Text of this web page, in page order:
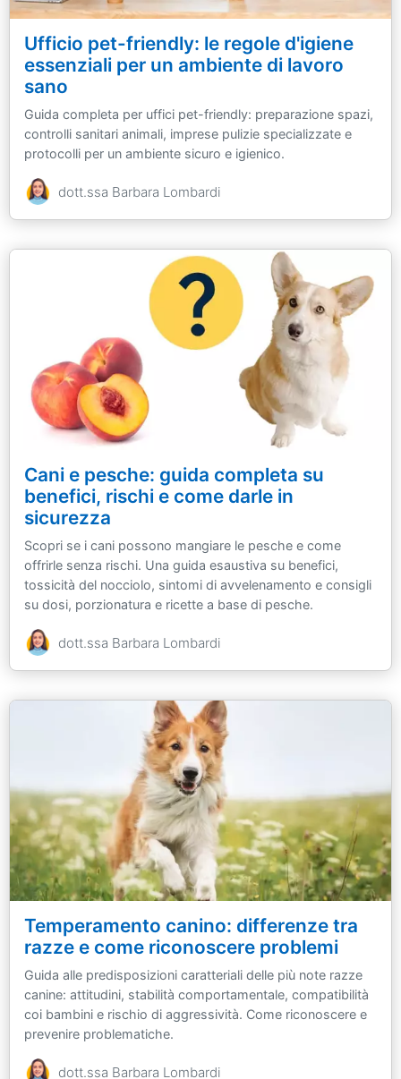
Ufficio pet-friendly: le regole d'igiene
essenziali per un ambiente di lavoro
sano
Guida completa per uffici pet-friendly: preparazione spazi,
controlli sanitari animali, imprese pulizie specializzate e
protocolli per un ambiente sicuro e igienico.
dott.ssa Barbara Lombardi
Cani e pesche: guida completa su
benefici, rischi e come darle in
sicurezza
Scopri se i cani possono mangiare le pesche e come
offrirle senza rischi. Una guida esaustiva su benefici,
tossicità del nocciolo, sintomi di avvelenamento e consigli
su dosi, porzionatura e ricette a base di pesche.
dott.ssa Barbara Lombardi
Temperamento canino: differenze tra
razze e come riconoscere problemi
Guida alle predisposizioni caratteriali delle più note razze
canine: attitudini, stabilità comportamentale, compatibilità
coi bambini e rischio di aggressività. Come riconoscere e
prevenire problematiche.
dott.ssa Barbara Lombardi